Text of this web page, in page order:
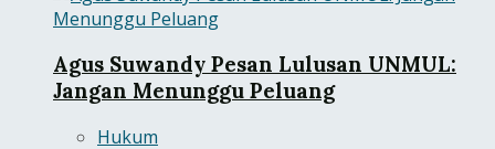
Agus Suwandy Pesan Lulusan UNMUL:
Jangan Menunggu Peluang
Hukum